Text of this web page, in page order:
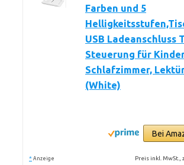
Farben und 5
USB Ladeanschluss
Steuerung für
Schlafzimmer,
(White)
Bei
* Anzeige Preis inkl. MwSt.,